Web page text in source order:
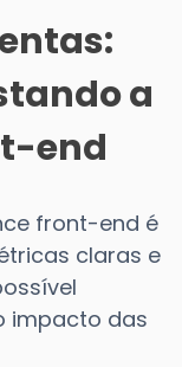
a
end
front-end é
claras e
impacto das